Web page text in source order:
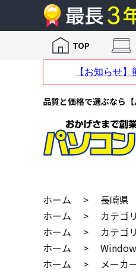
品質と価格で選ぶなら
TOP
ホーム > 長崎県
ホーム
> カテゴ
ホーム
> カテゴ
ホーム
>
ホーム
> メーカ